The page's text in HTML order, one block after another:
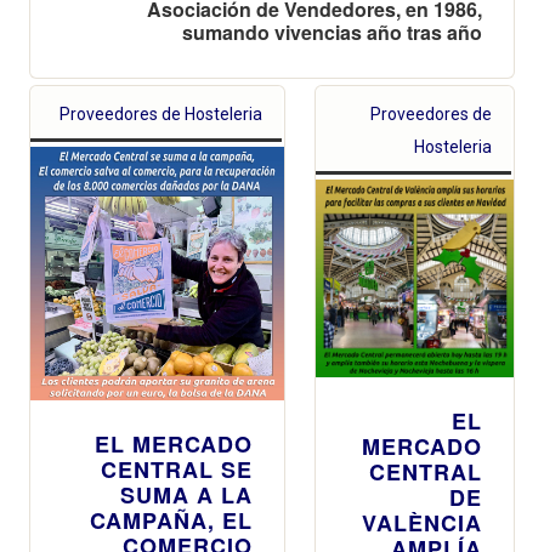
Asociación de Vendedores, en 1986,
sumando vivencias año tras año
Proveedores de Hosteleria
EL MERCADO
CENTRAL SE
SUMA A LA
CAMPAÑA, EL
COMERCIO
Proveedores de
Hosteleria
EL
MERCADO
CENTRAL
DE
VALÈNCIA